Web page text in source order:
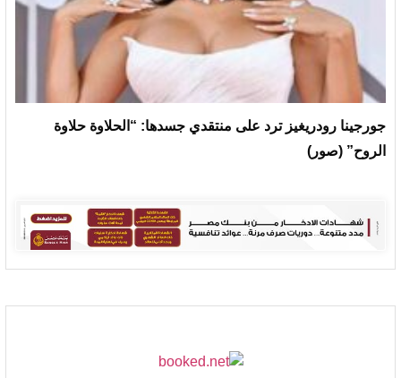
جورجينا رودريغيز ترد على منتقدي جسدها: “الحلاوة حلاوة
الروح” (صور)